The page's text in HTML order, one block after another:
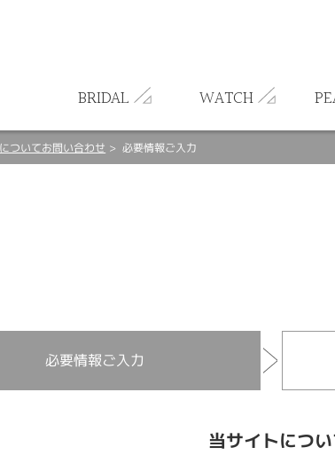
BRIDAL WATCH
ついてお問い合わせ 必要情報ご入力
必要情報ご入力
当サイトにつ